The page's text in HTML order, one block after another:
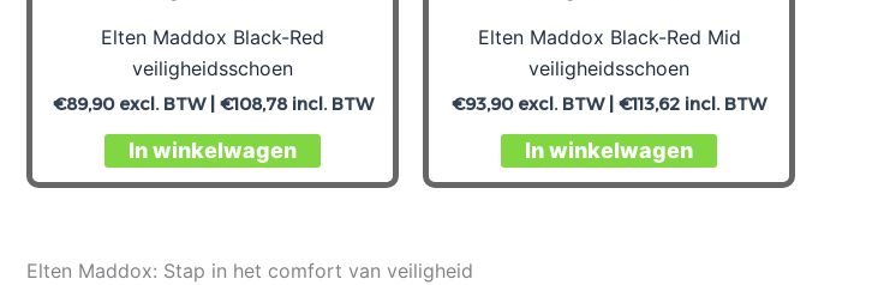
Elten Maddox Black-Red
veiligheidsschoen
€89,90excl. BTW | €108,78incl. BTW
In winkelwagen
Elten Maddox Black-Red Mid
veiligheidsschoen
€93,90excl. BTW | €113,62 incl. BTW
In winkelwagen
Elten Maddox: Stap in het comfort van veiligheid